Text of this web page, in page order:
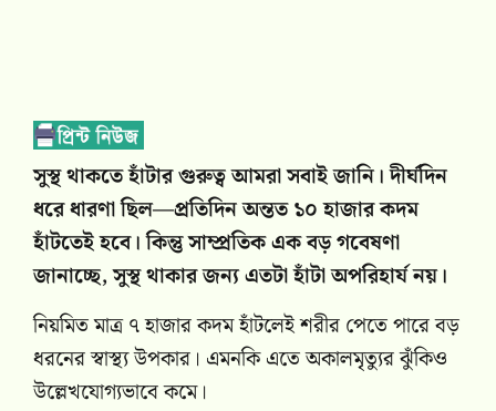
সুস্থ থাকতে হাঁটার গুরুত্ব আমরা সবাই জানি। দীর্ঘদিন
ধরে ধারণা ছিল—প্রতিদিন অন্তত ১০ হাজার কদম
হাঁটতেই হবে। কিন্তু সাম্প্রতিক এক বড় গবেষণা
জানাচ্ছে, সুস্থ থাকার জন্য এতটা হাঁটা অপরিহার্য নয়।
নিয়মিত মাত্র ৭ হাজার কদম হাঁটলেই শরীর পেতে পারে বড়
ধরনের স্বাস্থ্য উপকার। এমনকি এতে অকালমৃত্যুর ঝুঁকিও
উল্লেখযোগ্যভাবে কমে।